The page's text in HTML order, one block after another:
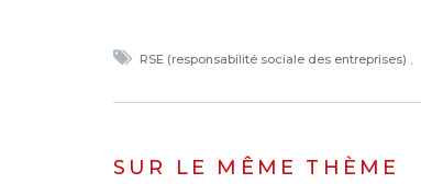
RSE (responsabilité sociale des entreprises)
SUR LE MÊME THÈME